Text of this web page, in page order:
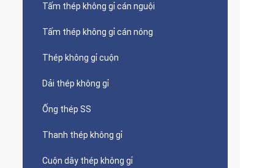
Tấm thép không gỉ cán nguội
Tấm thép không gỉ cán nóng
Thép không gỉ cuộn
Dải thép không gỉ
Ống thép SS
Thanh thép không gỉ
Cuộn dây thép không gỉ